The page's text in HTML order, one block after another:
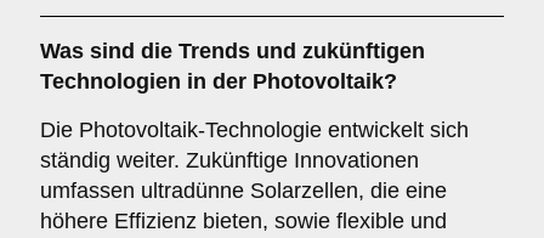
Was sind die Trends und zukünftigen
Technologien in der Photovoltaik?
Die Photovoltaik-Technologie entwickelt sich
ständig weiter. Zukünftige Innovationen
umfassen ultradünne Solarzellen, die eine
höhere Effizienz bieten, sowie flexible und